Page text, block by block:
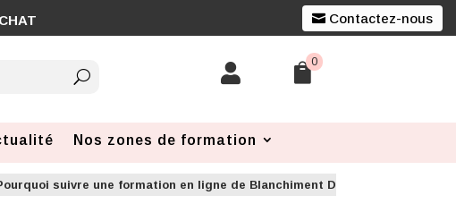
Contactez-nous
 0
Nos zones de formation
suivre une formation en ligne de Blanchiment Dentaire à Marseille